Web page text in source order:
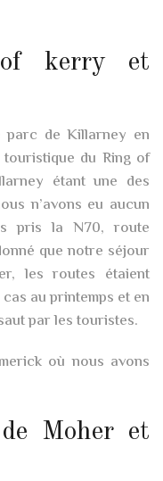
kerry et
parc de Killarney en
du Ring of
étant une des
n’avons eu aucun
pris la N70, route
que notre séjour
les routes étaient
au printemps et en
par les touristes.
où nous avons
Moher et